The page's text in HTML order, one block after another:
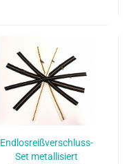
Endlosreißverschluss-
Set metallisiert